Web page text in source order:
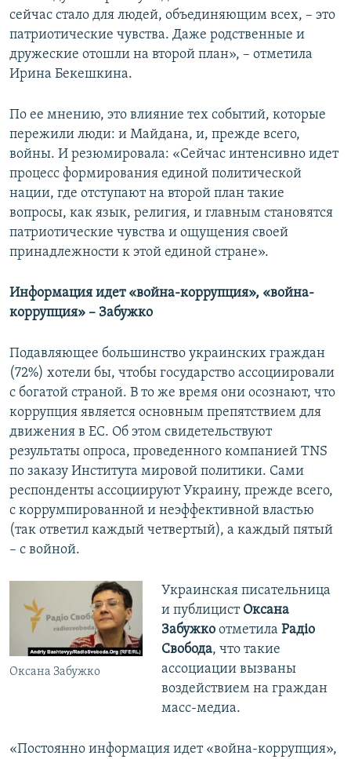
сейчас стало для людей, объединяющим всех, – это
патриотические чувства. Даже родственные и
дружеские отошли на второй план», – отметила
Ирина Бекешкина.
По ее мнению, это влияние тех событий, которые
пережили люди: и Майдана, и, прежде всего,
войны. И резюмировала: «Сейчас интенсивно идет
процесс формирования единой политической
нации, где отступают на второй план такие
вопросы, как язык, религия, и главным становятся
патриотические чувства и ощущения своей
принадлежности к этой единой стране».
Информация идет «война-коррупция», «война-
коррупция» – Забужко
Подавляющее большинство украинских граждан
(72%) хотели бы, чтобы государство ассоциировали
с богатой страной. В то же время они осознают, что
коррупция является основным препятствием для
движения в ЕС. Об этом свидетельствуют
результаты опроса, проведенного компанией TNS
по заказу Института мировой политики. Сами
респонденты ассоциируют Украину, прежде всего,
с коррумпированной и неэффективной властью
(так ответил каждый четвертый), а каждый пятый
– с войной.
Оксана Забужко
Украинская писательница
и публицист Оксана
Забужкоотметила Радіо
Свобода, что такие
ассоциации вызваны
воздействием на граждан
масс-медиа.
«Постоянно информация идет «война-коррупция»,